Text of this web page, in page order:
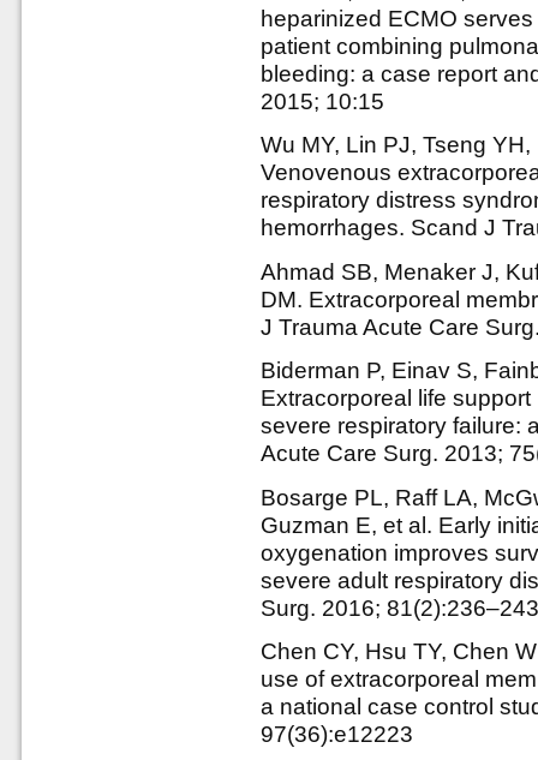
heparinized ECMO
patient combining
bleeding: a case report
2015; 10:15
Wu MY, Lin PJ, Tseng
Venovenous
respiratory distress
hemorrhages. Scand J
Ahmad SB, Menaker J,
DM. Extracorporeal
J Trauma Acute Care
Biderman P, Einav S,
Extracorporeal life
severe respiratory failure:
Acute Care Surg. 2013;
Bosarge PL, Raff LA,
Guzman E, et al. Early
oxygenation improves
severe adult respiratory
Surg. 2016;
Chen CY, Hsu TY, Chen
use of extracorporeal
a national case control
97(36):e12223